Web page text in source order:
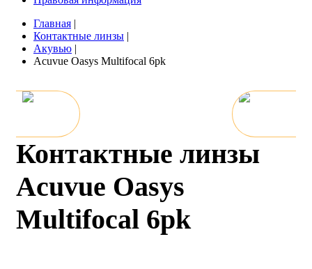
Главная |
Контактные линзы |
Акувью |
Acuvue Oasys Multifocal 6pk
Контактные линзы
Acuvue Oasys
Multifocal 6pk